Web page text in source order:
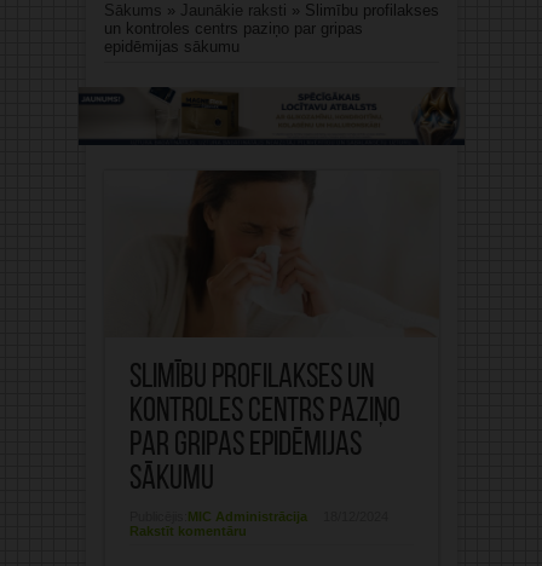
Sākums » Jaunākie raksti » Slimību profilakses
un kontroles centrs paziņo par gripas
epidēmijas sākumu
Slimību profilakses un
kontroles centrs paziņo
par gripas epidēmijas
sākumu
MIC Administrācija
Rakstīt komentāru